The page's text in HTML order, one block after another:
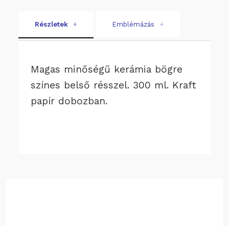
Részletek + Emblémázás +
Magas minőségű kerámia bögre
színes belső résszel. 300 ml. Kraft
papír dobozban.